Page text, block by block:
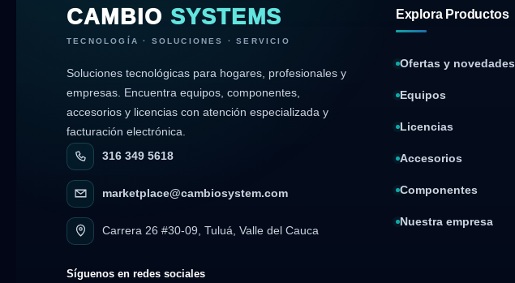
CAMBIO SYSTEMS
TECNOLOGÍA · SOLUCIONES · SERVICIO
Soluciones tecnológicas para hogares, profesionales y
empresas. Encuentra equipos, componentes,
accesorios y licencias con atención especializada y
facturación electrónica.
316 349 5618
marketplace@cambiosystem.com
Carrera 26 #30-09, Tuluá, Valle del Cauca
Síguenos en redes sociales
Explora Productos
Ofertas y novedades
Equipos
Licencias
Accesorios
Componentes
Nuestra empresa